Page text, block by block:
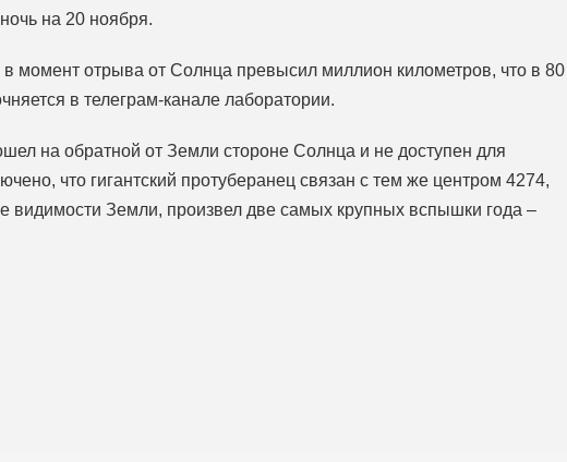
на 20 ноября.
момент отрыва от Солнца превысил миллион километров, что в 80
в телеграм-канале лаборатории.
на обратной от Земли стороне Солнца и не доступен для
что гигантский протуберанец связан с тем же центром 4274,
видимости Земли, произвел две самых крупных вспышки года –